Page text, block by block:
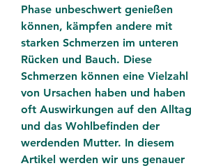
Phase unbeschwert genießen
können, kämpfen andere mit
starken Schmerzen im unteren
Rücken und Bauch. Diese
Schmerzen können eine Vielzahl
von Ursachen haben und haben
oft Auswirkungen auf den Alltag
und das Wohlbefinden der
werdenden Mutter. In diesem
Artikel werden wir uns genauer